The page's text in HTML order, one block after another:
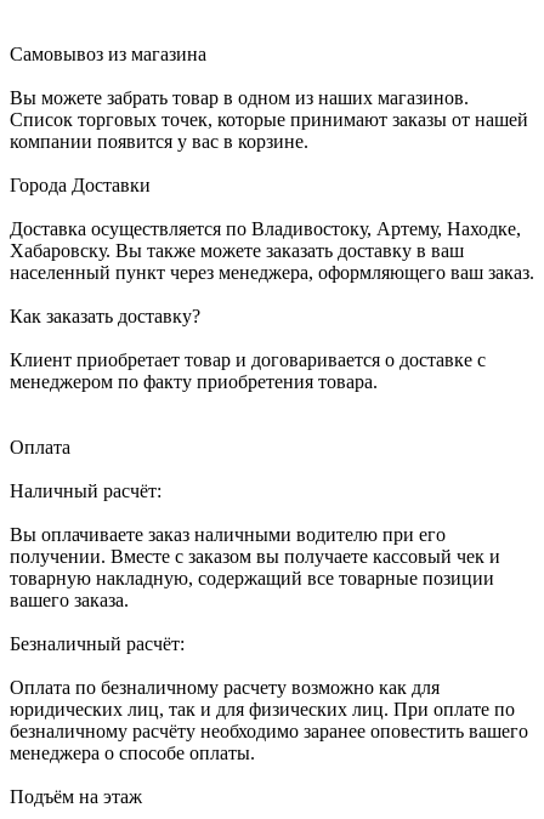
Самовывоз из магазина
Вы можете забрать товар в одном из наших магазинов.
Список торговых точек, которые принимают заказы от нашей
компании появится у вас в корзине.
Города Доставки
Доставка осуществляется по Владивостоку, Артему, Находке,
Хабаровску. Вы также можете заказать доставку в ваш
населенный пункт через менеджера, оформляющего ваш заказ.
Как заказать доставку?
Клиент приобретает товар и договаривается о доставке с
менеджером по факту приобретения товара.
Оплата
Наличный расчёт:
Вы оплачиваете заказ наличными водителю при его
получении. Вместе с заказом вы получаете кассовый чек и
товарную накладную, содержащий все товарные позиции
вашего заказа.
Безналичный расчёт:
Оплата по безналичному расчету возможно как для
юридических лиц, так и для физических лиц. При оплате по
безналичному расчёту необходимо заранее оповестить вашего
менеджера о способе оплаты.
Подъём на этаж